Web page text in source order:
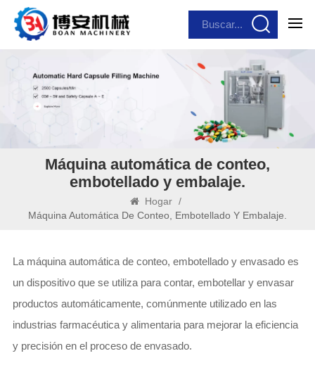
Máquina automática de conteo,
embotellado y embalaje.
Hogar /
Máquina Automática De Conteo, Embotellado Y Embalaje.
La máquina automática de conteo, embotellado y envasado es
un dispositivo que se utiliza para contar, embotellar y envasar
productos automáticamente, comúnmente utilizado en las
industrias farmacéutica y alimentaria para mejorar la eficiencia
y precisión en el proceso de envasado.